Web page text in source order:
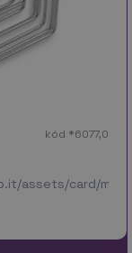
kód *6077,0
assets/card/